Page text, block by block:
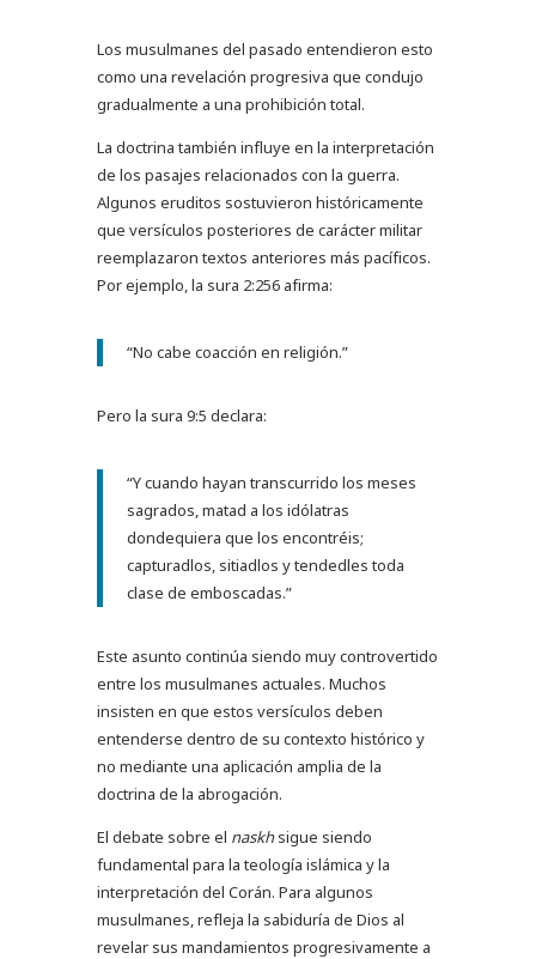
Los musulmanes del pasado entendieron esto
como una revelación progresiva que condujo
gradualmente a una prohibición total.
La doctrina también influye en la interpretación
de los pasajes relacionados con la guerra.
Algunos eruditos sostuvieron históricamente
que versículos posteriores de carácter militar
reemplazaron textos anteriores más pacíficos.
Por ejemplo, la sura 2:256 afirma:
“No cabe coacción en religión.”
Pero la sura 9:5 declara:
“Y cuando hayan transcurrido los meses
sagrados, matad a los idólatras
dondequiera que los encontréis;
capturadlos, sitiadlos y tendedles toda
clase de emboscadas.”
Este asunto continúa siendo muy controvertido
entre los musulmanes actuales. Muchos
insisten en que estos versículos deben
entenderse dentro de su contexto histórico y
no mediante una aplicación amplia de la
doctrina de la abrogación.
El debate sobre el naskhsigue siendo
fundamental para la teología islámica y la
interpretación del Corán. Para algunos
musulmanes, refleja la sabiduría de Dios al
revelar sus mandamientos progresivamente a